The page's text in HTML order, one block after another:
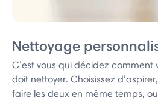
Nettoyage
C’est vous qui décidez comment
doit nettoyer. Choisissez
faire les deux en même temps,